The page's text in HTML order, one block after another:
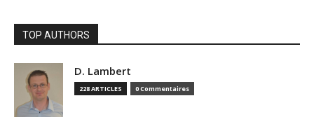
TOP AUTHORS
D. Lambert
228 ARTICLES 0 Commentaires